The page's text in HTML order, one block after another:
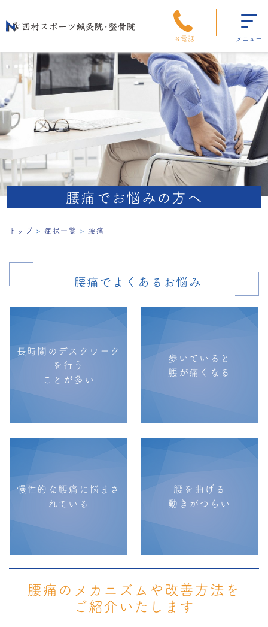
お電話 メニュー
腰痛でお悩みの方へ
トップ 症状一覧 腰痛
腰痛でよくあるお悩み
長時間のデスクワーク
を行う
ことが多い
歩いていると
腰が痛くなる
慢性的な腰痛に悩まさ
れている
腰を曲げる
動きがつらい
腰痛のメカニズムや改善方法を
ご紹介いたします